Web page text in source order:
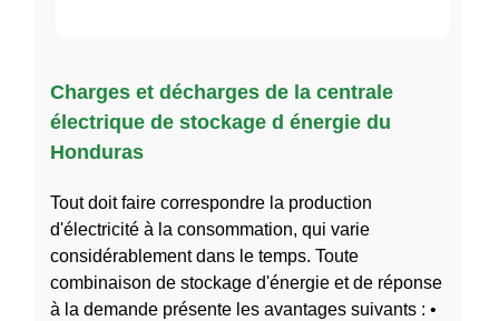
Charges et décharges de la centrale
électrique de stockage d énergie du
Honduras
Tout doit faire correspondre la production
d'électricité à la consommation, qui varie
considérablement dans le temps. Toute
combinaison de stockage d'énergie et de réponse
à la demande présente les avantages suivants : •